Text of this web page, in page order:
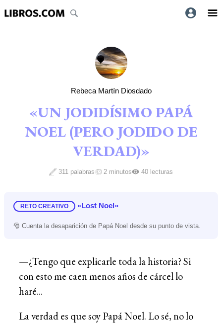
Rebeca Martín Diosdado
«UN JODIDÍSIMO PAPÁ
NOEL (PERO JODIDO DE
VERDAD)»
311 palabras 2 minutos 40 lecturas
RETO CREATIVO «Lost Noel»
🎅 Cuenta la desaparición de Papá Noel desde su punto de vista.
—¿Tengo que explicarle toda la historia? Si
con esto me caen menos años de cárcel lo
haré...
La verdad es que soy Papá Noel. Lo sé, no lo